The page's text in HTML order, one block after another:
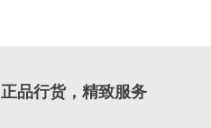
正品行货，精致服务